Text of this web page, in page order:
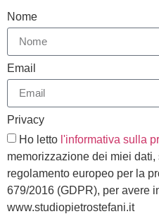
Nome
Email
Privacy
Ho letto l'informativa sulla
memorizzazione dei miei
regolamento europeo per la
679/2016 (GDPR), per avere
www.studiopietrostefani.it